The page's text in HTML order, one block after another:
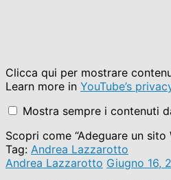
Display
"Adeguare
un
WordPress
GDPR
–
Andrea
Lazzarotto"
Clicca qui per mostrare
Learn more in YouTube’s
Mostra sempre i contenuti
Scopri come “Adeguare un
Tag: Andrea Lazzarotto
Andrea Lazzarotto Giugno 16,